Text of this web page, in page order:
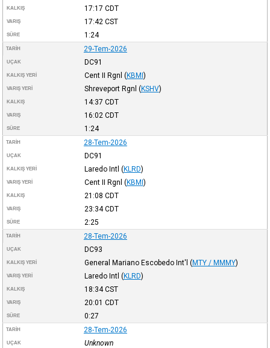
KALKIŞ 17:17 CDT
VARIŞ 17:42 CST
SÜRE 1:24
TARIH 29-Tem-2026
UÇAK DC91
KALKIŞ YERI Cent II Rgnl (KBMI)
VARIŞ YERI Shreveport Rgnl (KSHV)
KALKIŞ 14:37 CDT
VARIŞ 16:02 CDT
SÜRE 1:24
TARIH 28-Tem-2026
UÇAK DC91
KALKIŞ YERI Laredo Intl (KLRD)
VARIŞ YERI Cent II Rgnl (KBMI)
KALKIŞ 21:08 CDT
VARIŞ 23:34CDT
SÜRE 2:25
TARIH 28-Tem-2026
UÇAK DC93
KALKIŞ YERI General Mariano Escobedo Int'l (MTY / MMMY)
VARIŞ YERI Laredo Intl (KLRD)
KALKIŞ 18:34CST
VARIŞ 20:01 CDT
SÜRE 0:27
TARIH 28-Tem-2026
UÇAK Unknown